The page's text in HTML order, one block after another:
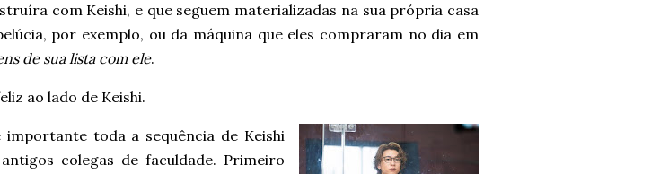
com Keishi, e que seguem materializadas na sua própria casa
por exemplo, ou da máquina que eles compraram no dia em
de sua lista com ele.
ao lado de Keishi.
toda a sequência de Keishi
colegas de faculdade. Primeiro